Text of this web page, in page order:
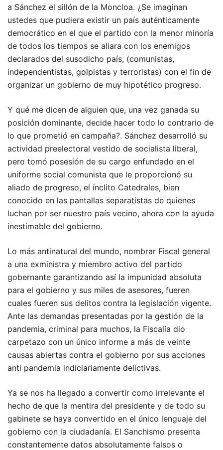
a Sánchez el sillón de la Moncloa. ¿Se imaginan
ustedes que pudiera existir un país auténticamente
democrático en el que el partido con la menor minoría
de todos los tiempos se aliara con los enemigos
declarados del susodicho país, (comunistas,
independentistas, golpistas y terroristas) con el fin de
organizar un gobierno de muy hipotético progreso.
Y qué me dicen de alguien que, una vez ganada su
posición dominante, decide hacer todo lo contrario de
lo que prometió en campaña?. Sánchez desarrolló su
actividad preelectoral vestido de socialista liberal,
pero tomó posesión de su cargo enfundado en el
uniforme social comunista que le proporcionó su
aliado de progreso, el ínclito Catedrales, bien
conocido en las pantallas separatistas de quienes
luchan por ser nuestro país vecino, ahora con la ayuda
inestimable del gobierno.
Lo más antinatural del mundo, nombrar Fiscal general
a una exministra y miembro activo del partido
gobernante garantizando así la impunidad absoluta
para el gobierno y sus miles de asesores, fueren
cuales fueren sus delitos contra la legislación vigente.
Ante las demandas presentadas por la gestión de la
pandemia, criminal para muchos, la Fiscalía dio
carpetazo con un único informe a más de veinte
causas abiertas contra el gobierno por sus acciones
anti pandemia indiciariamente delictivas.
Ya se nos ha llegado a convertir como irrelevante el
hecho de que la mentira del presidente y de todo su
gabinete se haya convertido en el único lenguaje del
gobierno con la ciudadanía. El Sanchismo presenta
constantemente datos absolutamente falsos o